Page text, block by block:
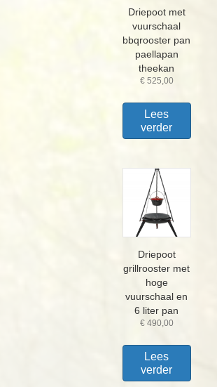
Driepoot met
vuurschaal
bbqrooster pan
paellapan
theekan
€525,00
Lees
verder
Driepoot
grillrooster met
hoge
vuurschaal en
6 liter pan
€490,00
Lees
verder